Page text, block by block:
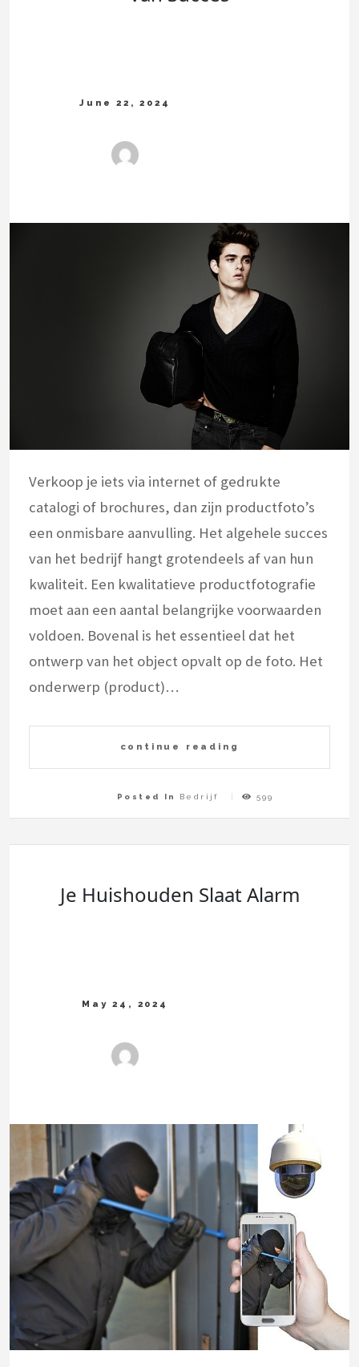
Verkoop je iets via internet of gedrukte
catalogi of brochures, dan zijn productfoto’s
een onmisbare aanvulling. Het algehele succes
van het bedrijf hangt grotendeels af van hun
kwaliteit. Een kwalitatieve productfotografie
moet aan een aantal belangrijke voorwaarden
voldoen. Bovenal is het essentieel dat het
ontwerp van het object opvalt op de foto. Het
onderwerp (product)…
continue reading
Posted In Bedrijf 599
Je Huishouden Slaat Alarm